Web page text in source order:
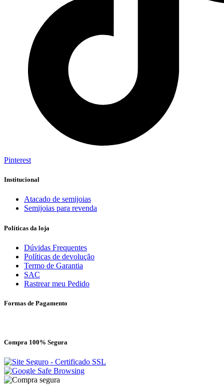
Pinterest
Institucional
Atacado de semijoias
Semijoias para revenda
Políticas da loja
Dúvidas Frequentes
Políticas de devolução
Termo de Garantia
SAC
Rastrear meu Pedido
Formas de Pagamento
Compra 100% Segura